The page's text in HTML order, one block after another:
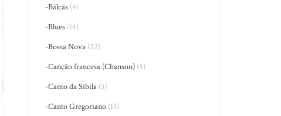
-Bálcãs (4)
-Blues (14)
-Bossa Nova (22)
-Canção francesa (Chanson) (5)
-Canto da Sibila (3)
-Canto Gregoriano (13)